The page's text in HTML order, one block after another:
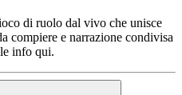
di ruolo dal vivo che unisce
compiere e narrazione condivisa
info qui.